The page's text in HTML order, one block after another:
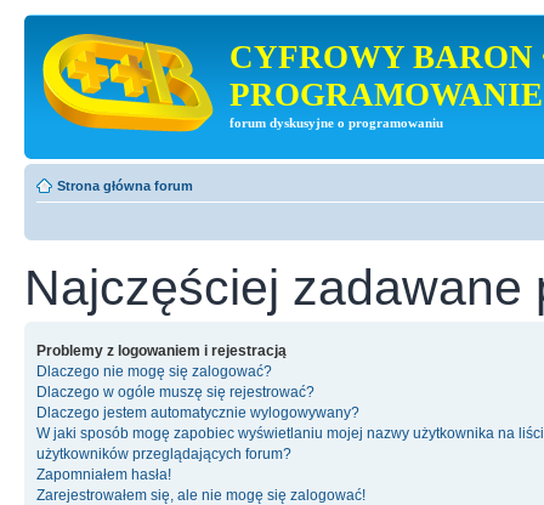
CYFROWY BARON
PROGRAMOWANIE
forum dyskusyjne o programowaniu
Strona główna forum
Najczęściej zadawane
Problemy z logowaniem i rejestracją
Dlaczego nie mogę się zalogować?
Dlaczego w ogóle muszę się rejestrować?
Dlaczego jestem automatycznie wylogowywany?
W jaki sposób mogę zapobiec wyświetlaniu mojej nazwy użytkownika na
użytkowników przeglądających forum?
Zapomniałem hasła!
Zarejestrowałem się, ale nie mogę się zalogować!